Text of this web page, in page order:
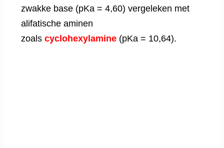
zwakke base (pKa = 4,60) vergeleken met
alifatische aminen
zoals cyclohexylamine (pKa = 10,64).